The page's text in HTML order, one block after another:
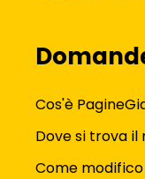
Cos'è
Dove si trova il
Come